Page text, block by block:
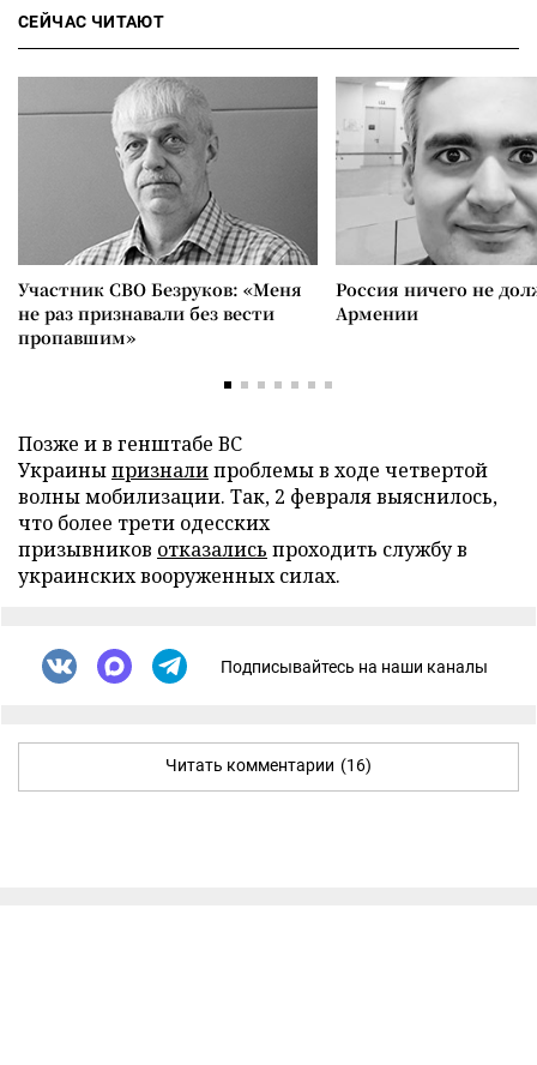
СЕЙЧАС ЧИТАЮТ
Участник СВО Безруков: «Меня
не раз признавали без вести
пропавшим»
Россия ничего не
Армении
Позже и в генштабе ВС
Украиныпризналипроблемы в ходе четвертой
волны мобилизации. Так, 2 февраля выяснилось,
что более трети одесских
призывников отказались проходить службу в
украинских вооруженных силах.
Подписывайтесь на наши каналы
Читать комментарии (16)